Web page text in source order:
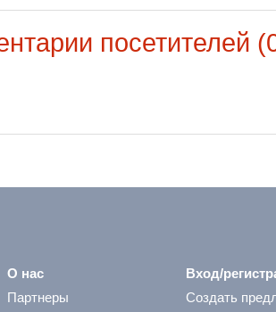
посетителей
О нас
Партнеры
Вход/
Создать